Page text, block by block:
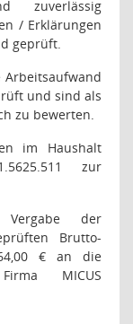
zuverlässig
/ Erklärungen
geprüft.
Arbeitsaufwand
und sind als
zu bewerten.
im Haushalt
zur
der
Brutto-
€ an die
MICUS